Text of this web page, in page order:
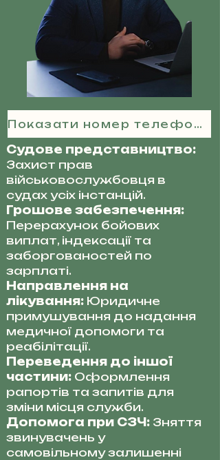
Показати номер телефону
Судове представництво:
Захист прав
військовослужбовця в
судах усіх інстанцій.
Грошове забезпечення:
Перерахунок бойових
виплат, індексації та
заборгованостей по
зарплаті.
Направлення на
лікування: Юридичне
примушування до надання
медичної допомоги та
реабілітації.
Переведення до іншої
частини: Оформлення
рапортів та запитів для
зміни місця служби.
Допомога при СЗЧ: Зняття
звинувачень у
самовільному залишенні